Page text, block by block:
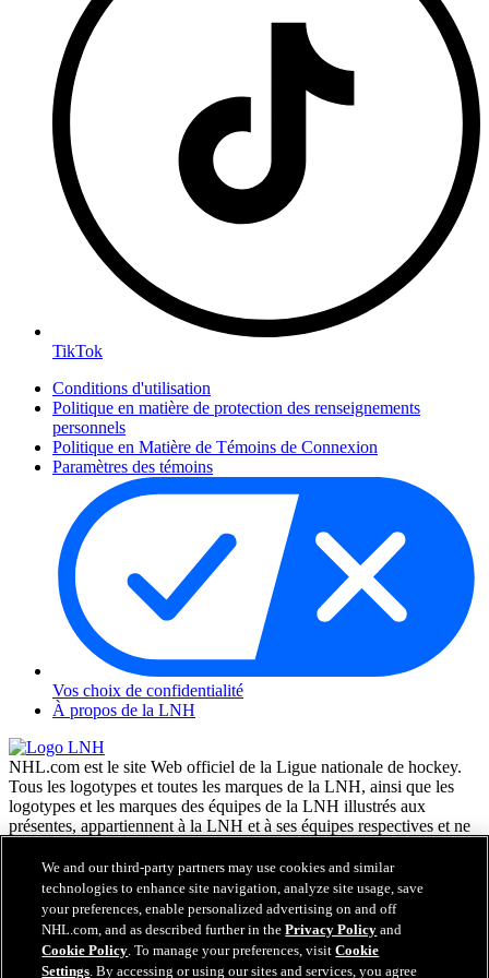
TikTok
Conditions d'utilisation
Politique en matière de protection des renseignements
personnels
Politique en Matière de Témoins de Connexion
Paramètres des témoins
Vos choix de confidentialité
À propos de la LNH
NHL.com est le site Web officiel de la Ligue nationale de hockey.
Tous les logotypes et toutes les marques de la LNH, ainsi que les
logotypes et les marques des équipes de la LNH illustrés aux
présentes, appartiennent à la LNH et à ses équipes respectives et ne
Enterprises, L.P. © LNH 2026. Tous droits réservés. Tous les
chandails d'équipe de la LNH personnalisés avec les noms des
joueurs de la LNH et leurs numéros sont officiellement sous license
de la LNH et de l'AJLNH. Le mot servant de marque Zamboni et la
configuration de la surfaceuse Zamboni sont des marques de
commerce déposées de Frank J. Zamboni & Co., Inc. © Frank J.
We and our third-party partners may use cookies and similar
technologies to enhance site navigation, analyze site usage, save
your preferences, enable personalized advertising on and off
NHL.com, and as described further in thePrivacy Policy and
Cookie Policy. To manage your preferences, visitCookie
Settings. By accessing or using our sites and services, you agree